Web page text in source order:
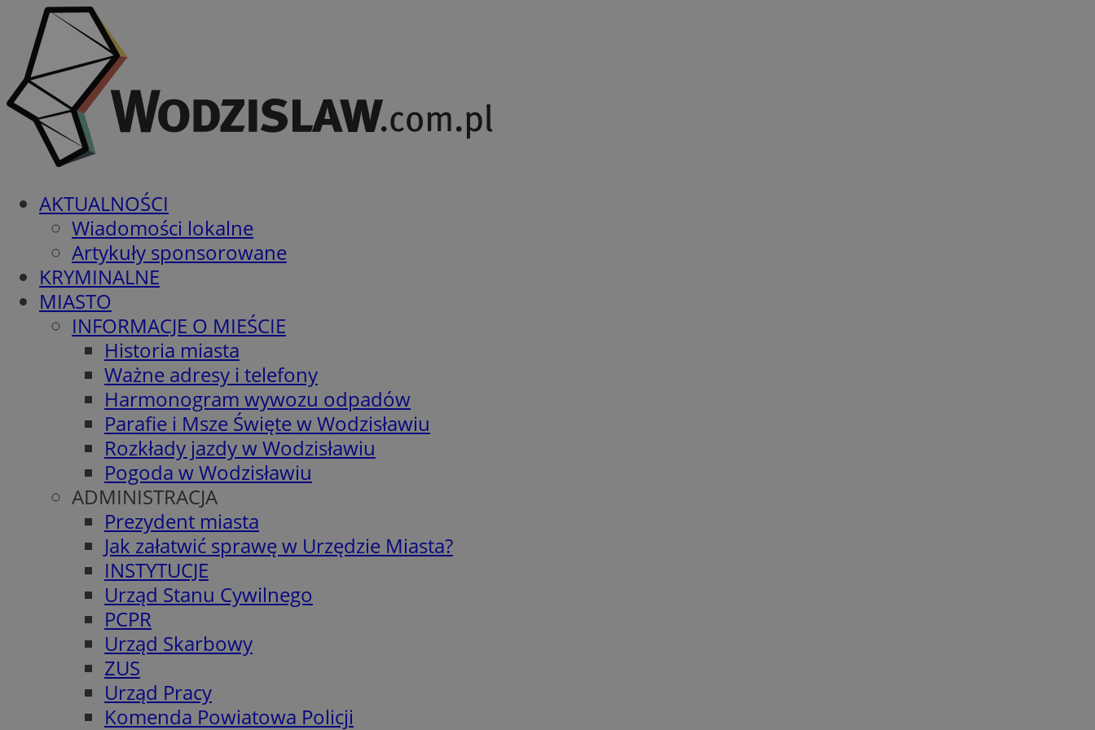
AKTUALNOŚCI
Wiadomości lokalne
Artykuły sponsorowane
KRYMINALNE
MIASTO
INFORMACJE O MIEŚCIE
Historia miasta
Ważne adresy i telefony
Harmonogram wywozu odpadów
Parafie i Msze Święte w Wodzisławiu
Rozkłady jazdy w Wodzisławiu
Pogoda w Wodzisławiu
ADMINISTRACJA
Prezydent miasta
Jak załatwić sprawę w Urzędzie Miasta?
INSTYTUCJE
Urząd Stanu Cywilnego
PCPR
Urząd Skarbowy
ZUS
Urząd Pracy
Komenda Powiatowa Policji